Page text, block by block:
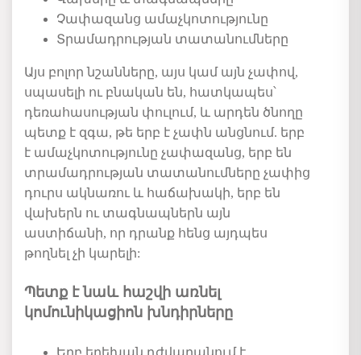
Չափազանց ամաչկոտությունը
Տրամադրության տատանումները
Այս բոլոր նշանները, այս կամ այն չափով,
սպասելի ու բնական են, հատկապես՝
դեռահասության փուլում, և արդեն ծնողը
պետք է զգա, թե երբ է չափն անցնում. երբ
է ամաչկոտությունը չափազանց, երբ են
տրամադրության տատանումները չափից
դուրս ակնառու և հաճախակի, երբ են
վախերն ու տագնապներն այն
աստիճանի, որ դրանք հենց այդպես
թողնել չի կարելի:
Պետք է նաև հաշվի առնել
կոմունիկացիոն խնդիրները